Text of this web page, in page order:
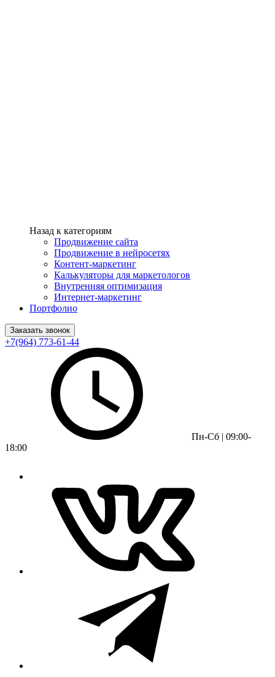
Назад к категориям
Продвижение сайта
Продвижение в нейросетях
Контент-маркетинг
Калькуляторы для маркетологов
Внутренняя оптимизация
Интернет-маркетинг
Портфолио
Заказать звонок
+7(964) 773-61-44
Пн-Сб | 09:00-
18:00